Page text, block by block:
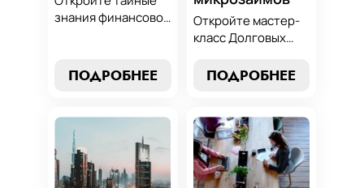
знания финансовой
превращать
обязательства по
золотые
возможности.
Погрузитесь в мир
умного управления
ПОДРОБНЕЕ
Откройте мастер-
класс Долговых
погашению
финансового
равновесия.
Узнайте, как
управлять долгами
ПОДРОБНЕЕ